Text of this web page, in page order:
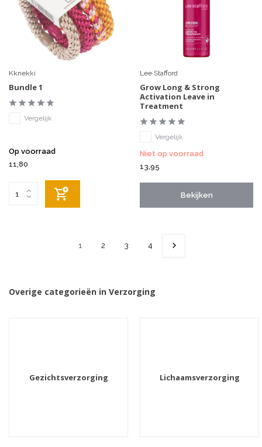
Kknekki
Bundle 1
Vergelijk
Op voorraad
11,80
Lee Stafford
Grow Long & Strong
Activation Leave in
Treatment
Vergelijk
Niet op voorraad
13,95
Bekijken
1 2 3 4
Overige categorieën in Verzorging
Gezichtsverzorging Lichaamsverzorging